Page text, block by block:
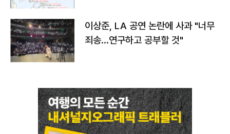
이상준, LA 공연 논란에 사과 "너무
죄송…연구하고 공부할 것"